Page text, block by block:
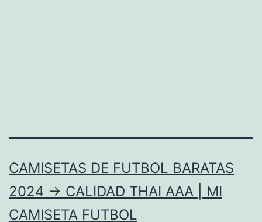
CAMISETAS DE FUTBOL BARATAS
2024 → CALIDAD THAI AAA | MI
CAMISETA FUTBOL